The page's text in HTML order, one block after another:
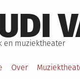
en muziektheater
Over